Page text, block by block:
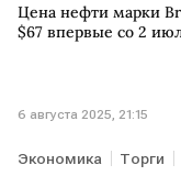
Цена нефти марки
$67 впервые со 2
6 августа 2025, 21:15
Экономика Торги